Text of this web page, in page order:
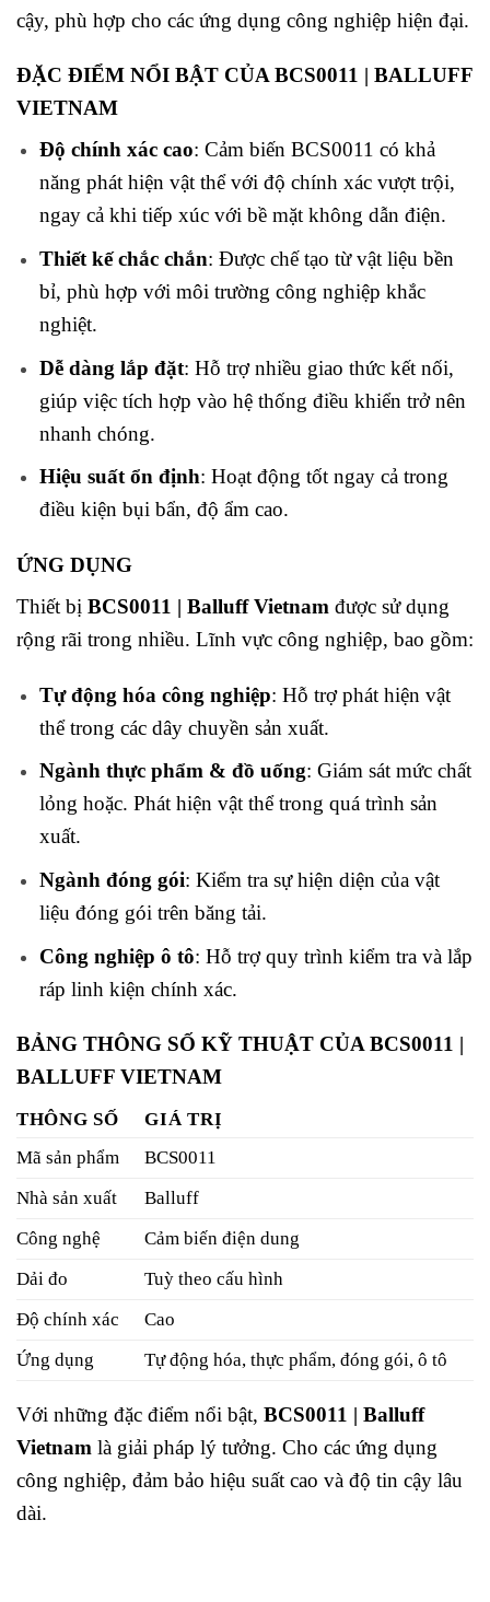
cậy, phù hợp cho các ứng dụng công nghiệp hiện đại.
ĐẶC ĐIỂM NỔI BẬT CỦA BCS0011 | BALLUFF
VIETNAM
Độ chính xác cao: Cảm biến BCS0011 có khả
năng phát hiện vật thể với độ chính xác vượt trội,
ngay cả khi tiếp xúc với bề mặt không dẫn điện.
Thiết kế chắc chắn: Được chế tạo từ vật liệu bền
bỉ, phù hợp với môi trường công nghiệp khắc
nghiệt.
Dễ dàng lắp đặt: Hỗ trợ nhiều giao thức kết nối,
giúp việc tích hợp vào hệ thống điều khiển trở nên
nhanh chóng.
Hiệu suất ổn định: Hoạt động tốt ngay cả trong
điều kiện bụi bẩn, độ ẩm cao.
ỨNG DỤNG
Thiết bị BCS0011 | Balluff Vietnam được sử dụng
rộng rãi trong nhiều. Lĩnh vực công nghiệp, bao gồm:
Tự động hóa công nghiệp: Hỗ trợ phát hiện vật
thể trong các dây chuyền sản xuất.
Ngành thực phẩm & đồ uống: Giám sát mức chất
lỏng hoặc. Phát hiện vật thể trong quá trình sản
xuất.
Ngành đóng gói: Kiểm tra sự hiện diện của vật
liệu đóng gói trên băng tải.
Công nghiệp ô tô: Hỗ trợ quy trình kiểm tra và lắp
ráp linh kiện chính xác.
BẢNG THÔNG SỐ KỸ THUẬT CỦA BCS0011 |
BALLUFF VIETNAM
THÔNG SỐ
GIÁ TRỊ
Mã sản phẩm
BCS0011
Nhà sản xuất
Balluff
Công nghệ
Cảm biến điện dung
Dải đo
Tuỳ theo cấu hình
Độ chính xác
Cao
Ứng dụng
Tự động hóa, thực phẩm, đóng gói, ô tô
Với những đặc điểm nổi bật, BCS0011 | Balluff
Vietnam là giải pháp lý tưởng. Cho các ứng dụng
công nghiệp, đảm bảo hiệu suất cao và độ tin cậy lâu
dài.